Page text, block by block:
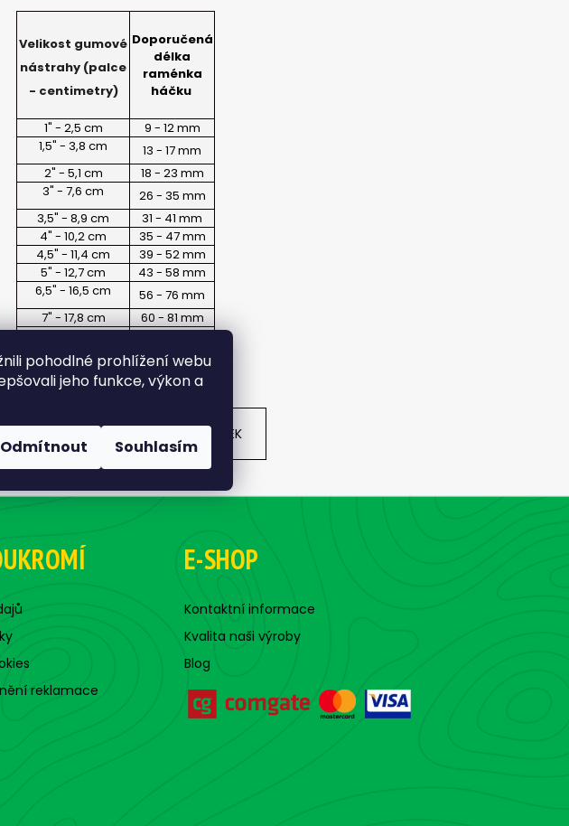
pohodlné prohlížení webu
jeho funkce, výkon a
Odmítnout Souhlasím
Velikost gumové
nástrahy (palce
- centimetry)
Doporučená
délka
raménka
háčku
1" - 2,5 cm
9 - 12 mm
1,5" - 3,8 cm
13 - 17 mm
2" - 5,1 cm
18 - 23 mm
3" - 7,6 cm
26 - 35 mm
3,5" - 8,9 cm
31 - 41 mm
4" - 10,2 cm
35 - 47 mm
4,5" - 11,4 cm
39 - 52 mm
5" - 12,7 cm
43 - 58 mm
6,5" - 16,5 cm
56 - 76 mm
7" - 17,8 cm
60 - 81 mm
8" - 20,3 cm
69 - 93 mm
ČLÁNEK DALŠÍ ČLÁNEK
MM
22 Kč
reklamace
E-SHOP
Kontaktní informace
Kvalita naši výroby
Blog